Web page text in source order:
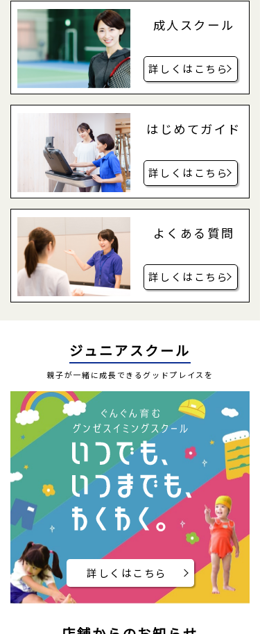
成人スクール
詳しくはこちら
はじめてガイド
詳しくはこちら
よくある質問
詳しくはこちら
ジュニアスクール
親子が一緒に成長できるグッドプレイスを
詳しくはこちら